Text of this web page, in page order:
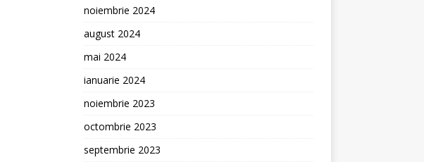
noiembrie 2024
august 2024
mai 2024
ianuarie 2024
noiembrie 2023
octombrie 2023
septembrie 2023